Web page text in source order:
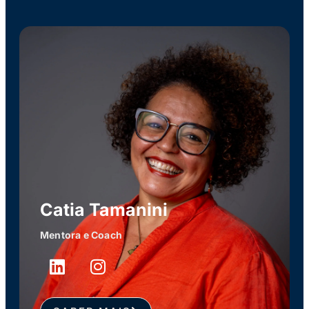
Catia Tamanini
Mentora e Coach
L
i
n
I
n
s